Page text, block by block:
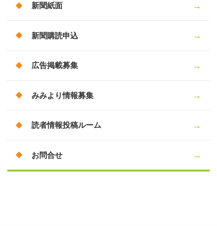
新聞紙面
新聞購読申込
広告掲載募集
みみより情報募集
読者情報投稿ルーム
お問合せ